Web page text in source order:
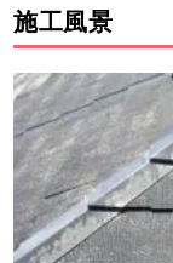
施工風景